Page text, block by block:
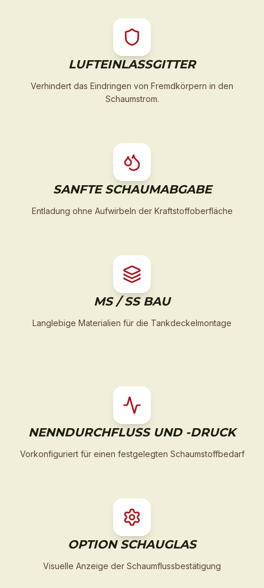
LUFTEINLASSGITTER
Verhindert das Eindringen von Fremdkörpern in den
Schaumstrom.
SANFTE SCHAUMABGABE
Entladung ohne Aufwirbeln der Kraftstoffoberfläche
MS / SS BAU
Langlebige Materialien für die Tankdeckelmontage
NENNDURCHFLUSS UND -DRUCK
Vorkonfiguriert für einen festgelegten Schaumstoffbedarf
OPTION SCHAUGLAS
Visuelle Anzeige der Schaumflussbestätigung